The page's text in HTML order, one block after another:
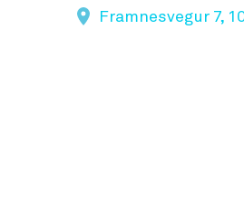
Framnesvegur 7,